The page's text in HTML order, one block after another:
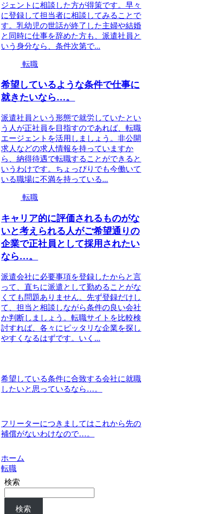
ジェントに相談した方が得策です。早々
に登録して担当者に相談してみることで
す。乳幼児の世話が終了した主婦や結婚
と同時に仕事を辞めた方も、派遣社員と
いう身分なら、条件次第で...
転職
希望しているような条件で仕事に
就きたいなら…。
派遣社員という形態で就労していたとい
う人が正社員を目指すのであれば、転職
エージェントを活用しましょう。非公開
求人などの求人情報を持っていますか
ら、納得待遇で転職することができると
いうわけです。ちょっぴりでも今働いて
いる職場に不満を持っている...
転職
キャリア的に評価されるものがな
いと考えられる人がご希望通りの
企業で正社員として採用されたい
なら…。
派遣会社に必要事項を登録したからと言
って、直ちに派遣として勤めることがな
くても問題ありません。先ず登録だけし
て、担当と相談しながら条件の良い会社
か判断しましょう。転職サイトを比較検
討すれば、各々にピッタリな企業を探し
やすくなるはずです。いく...
希望している条件に合致する会社に就職
したいと思っているなら…。
フリーターにつきましてはこれから先の
補償がないわけなので…。
ホーム
転職
検索
検索